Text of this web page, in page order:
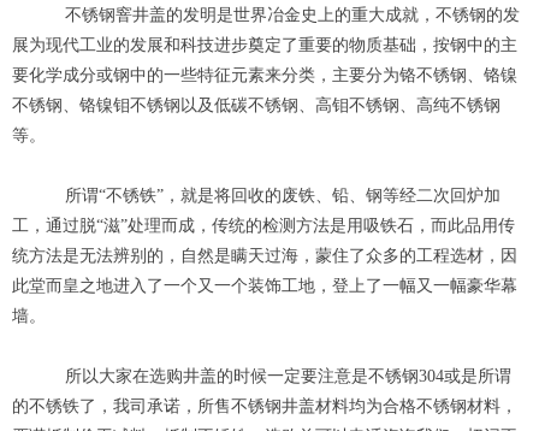
不锈钢窨井盖的发明是世界冶金史上的重大成就，不锈钢的发
展为现代工业的发展和科技进步奠定了重要的物质基础，按钢中的主
要化学成分或钢中的一些特征元素来分类，主要分为铬不锈钢、铬镍
不锈钢、铬镍钼不锈钢以及低碳不锈钢、高钼不锈钢、高纯不锈钢
等。
所谓“不锈铁”，就是将回收的废铁、铅、钢等经二次回炉加
工，通过脱“滋”处理而成，传统的检测方法是用吸铁石，而此品用传
统方法是无法辨别的，自然是瞒天过海，蒙住了众多的工程选材，因
此堂而皇之地进入了一个又一个装饰工地，登上了一幅又一幅豪华幕
墙。
所以大家在选购井盖的时候一定要注意是不锈钢304或是所谓
的不锈铁了，我司承诺，所售不锈钢井盖材料均为合格不锈钢材料，